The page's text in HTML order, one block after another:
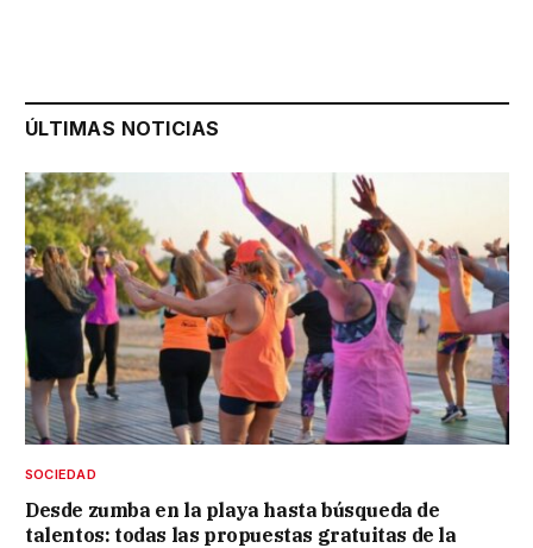
ÚLTIMAS NOTICIAS
SOCIEDAD
Desde zumba en la playa hasta búsqueda de
talentos: todas las propuestas gratuitas de la